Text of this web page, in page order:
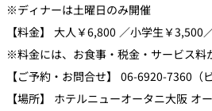
※ディナーは土曜日のみ開催
【料金】 大人￥6,800 ／小学生￥3,500
※料金には、お食事・税金・サービス料
【ご予約・お問合せ】 06-6920-7360（
【場所】 ホテルニューオータニ大阪 オ